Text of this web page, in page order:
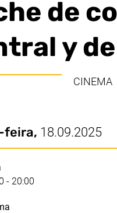
de
y
CINEMA
principais
feira, 18.09.2025
- 20:00